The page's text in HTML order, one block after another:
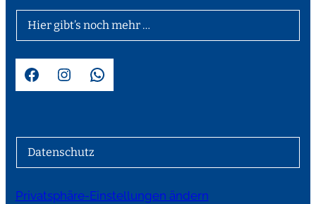
Hier gibt’s noch mehr …
Facebook Instagram WhatsApp
Datenschutz
Privatsphäre-Einstellungen ändern